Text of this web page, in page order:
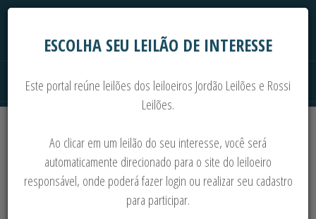
Imoveis Máquinas Sucata
MAT. ELÉTRIC., EXTRUSORA CARNEVALLI,
TRANSF., ALMOXARIF., MACACOS
ESCOLHA SEU LEILÃO DE INTERESSE
Este portal reúne leilões dos leiloeiros Jordão Leilões e Rossi
Leilões.
Ao clicar em um leilão do seu interesse, você será
automaticamente direcionado para o site do leiloeiro
responsável, onde poderá fazer login ou realizar seu cadastro
para participar.